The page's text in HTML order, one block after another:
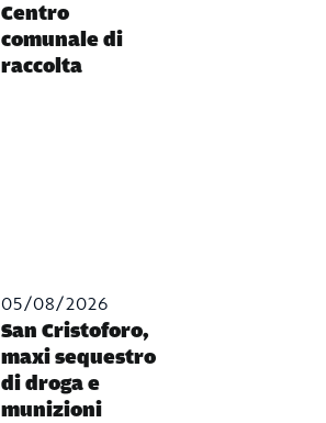
Centro
comunale di
raccolta
05/08/2026
San Cristoforo,
maxi sequestro
di droga e
munizioni